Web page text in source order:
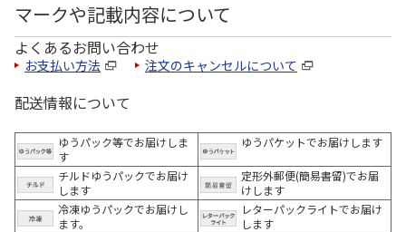
マークや記載内容について
よくあるお問い合わせ
お支払い方法 注文のキャンセルについて
配送情報について
ゆうパック等でお届けしま
す
ゆうパケットでお届けします
チルドゆうパックでお届け
します
定形外郵便(簡易書留)でお届
けします
冷凍ゆうパックでお届けし
ます。
レターパックライトでお届け
します